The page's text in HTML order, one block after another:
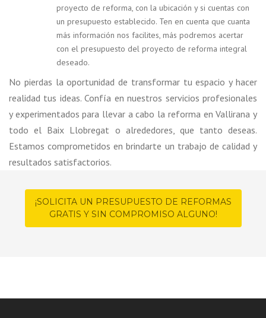
proyecto de reforma, con la ubicación y si cuentas con
un presupuesto establecido. Ten en cuenta que cuanta
más información nos facilites, más podremos acertar
con el presupuesto del proyecto de reforma integral
deseado.
No pierdas la oportunidad de transformar tu espacio y hacer
realidad tus ideas. Confía en nuestros servicios profesionales
y experimentados para llevar a cabo la reforma en Vallirana y
todo el Baix Llobregat o alrededores, que tanto deseas.
Estamos comprometidos en brindarte un trabajo de calidad y
resultados satisfactorios.
¡SOLICITA UN PRESUPUESTO DE REFORMAS
GRATIS Y SIN COMPROMISO ALGUNO!